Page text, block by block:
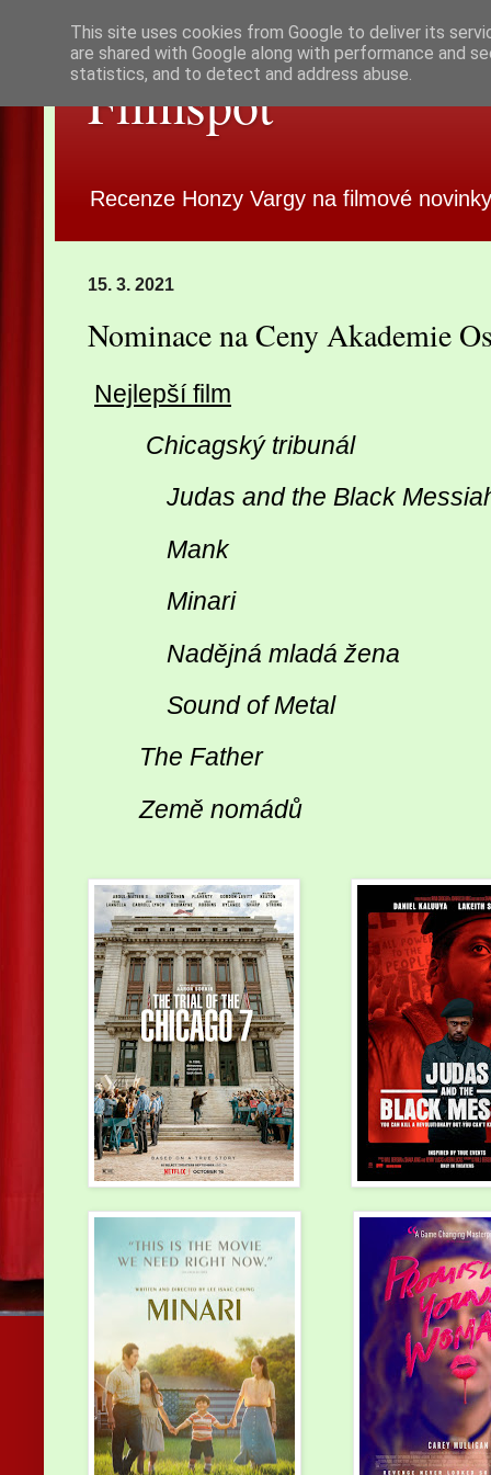
Filmspot
Recenze Honzy Vargy na filmové
15. 3. 2021
Nominace na Ceny Akademie
Nejlepší film
Chicagský tribunál
Judas and the Black
Mank
Minari
Nadějná mladá žena
Sound of Metal
The Father
Země nomádů
This site uses cookies from Google to deliver its
are shared with Google along with performance and
statistics, and to detect and address abuse.